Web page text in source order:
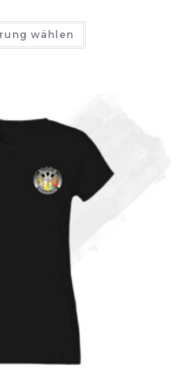
wählen